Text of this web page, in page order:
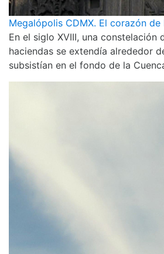
Megalópolis CDMX. El corazón de
En el siglo XVIII, una constelación
haciendas se extendía alrededor
subsistían en el fondo de la